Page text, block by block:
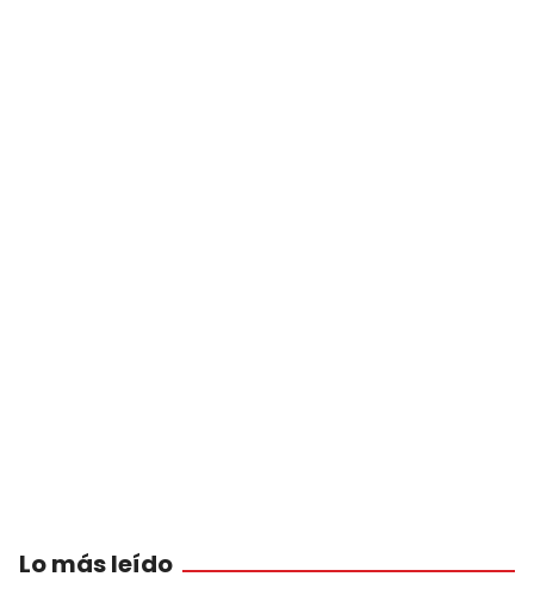
Lo más leído